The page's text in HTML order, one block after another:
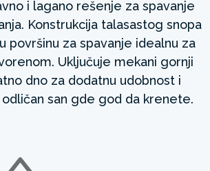
i lagano rešenje za spavanje
Konstrukcija talasastog snopa
površinu za spavanje idealnu za
Uključuje mekani gornji
dno za dodatnu udobnost i
san gde god da krenete.